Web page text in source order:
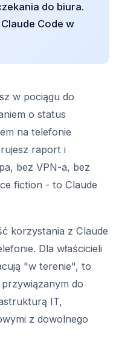
do biura.
Code w
w pociągu do
o status
na telefonie
raport i
bez VPN-a, bez
fiction - to Claude
korzystania z Claude
Dla właścicieli
"w terenie", to
do
IT,
z dowolnego